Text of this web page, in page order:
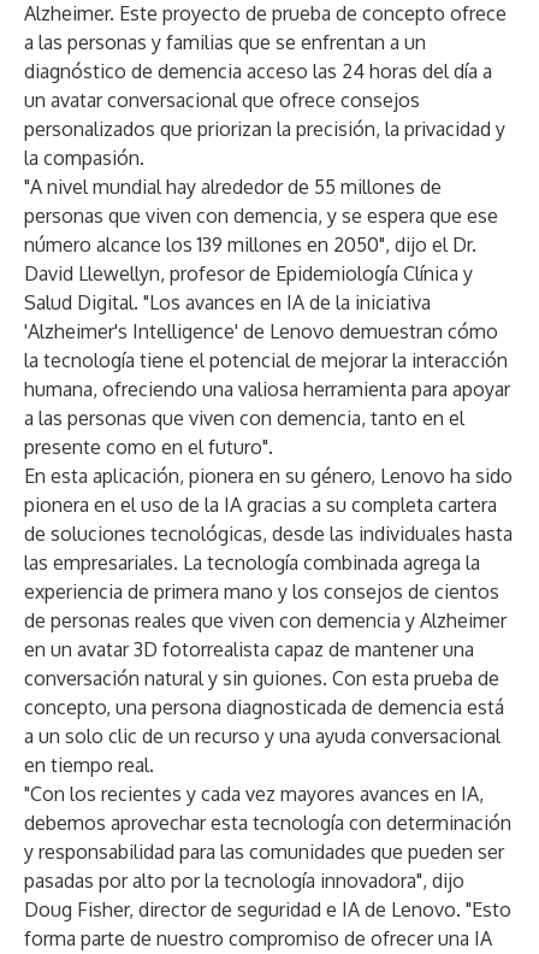
Alzheimer. Este proyecto de prueba de concepto ofrece
a las personas y familias que se enfrentan a un
diagnóstico de demencia acceso las 24 horas del día a
un avatar conversacional que ofrece consejos
personalizados que priorizan la precisión, la privacidad y
la compasión.
"A nivel mundial hay alrededor de 55 millones de
personas que viven con demencia, y se espera que ese
número alcance los 139 millones en 2050", dijo el Dr.
David Llewellyn, profesor de Epidemiología Clínica y
Salud Digital. "Los avances en IA de la iniciativa
'Alzheimer's Intelligence' de Lenovo demuestran cómo
la tecnología tiene el potencial de mejorar la interacción
humana, ofreciendo una valiosa herramienta para apoyar
a las personas que viven con demencia, tanto en el
presente como en el futuro".
En esta aplicación, pionera en su género, Lenovo ha sido
pionera en el uso de la IA gracias a su completa cartera
de soluciones tecnológicas, desde las individuales hasta
las empresariales. La tecnología combinada agrega la
experiencia de primera mano y los consejos de cientos
de personas reales que viven con demencia y Alzheimer
en un avatar 3D fotorrealista capaz de mantener una
conversación natural y sin guiones. Con esta prueba de
concepto, una persona diagnosticada de demencia está
a un solo clic de un recurso y una ayuda conversacional
en tiempo real.
"Con los recientes y cada vez mayores avances en IA,
debemos aprovechar esta tecnología con determinación
y responsabilidad para las comunidades que pueden ser
pasadas por alto por la tecnología innovadora", dijo
Doug Fisher, director de seguridad e IA de Lenovo. "Esto
forma parte de nuestro compromiso de ofrecer una IA